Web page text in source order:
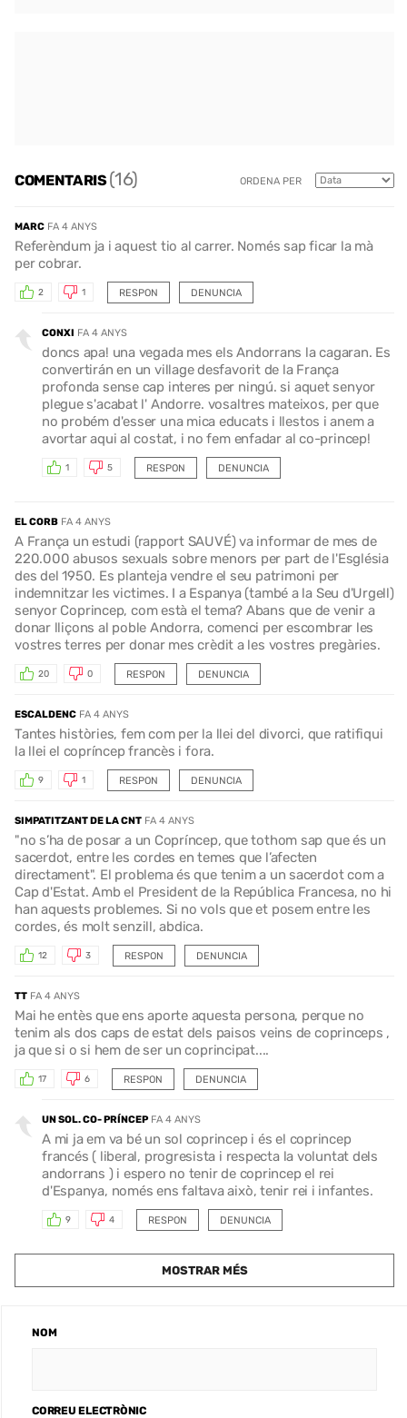
COMENTARIS(16) ORDENA PER
MARC FA 4 ANYS
Referèndum ja i aquest tio al carrer. Només sap ficar la mà
per cobrar.
RESPON
2 1 DENUNCIA
CONXI FA 4 ANYS
doncs apa! una vegada mes els Andorrans la cagaran. Es
convertirán en un village desfavorit de la França
profonda sense cap interes per ningú. si aquet senyor
plegue s'acabat l' Andorre. vosaltres mateixos, per que
no probém d'esser una mica educats i llestos i anem a
avortar aqui al costat, i no fem enfadar al co-princep!
RESPON
1 5 DENUNCIA
EL CORB FA 4 ANYS
A França un estudi (rapport SAUVÉ) va informar de mes de
220.000 abusos sexuals sobre menors per part de l'Església
des del 1950. Es planteja vendre el seu patrimoni per
indemnitzar les victimes. I a Espanya (també a la Seu d'Urgell)
senyor Coprincep, com està el tema? Abans que de venir a
donar lliçons al poble Andorra, comenci per escombrar les
vostres terres per donar mes crèdit a les vostres pregàries.
RESPON
20 0 DENUNCIA
ESCALDENC FA 4 ANYS
Tantes històries, fem com per la llei del divorci, que ratifiqui
la llei el copríncep francès i fora.
RESPON
9 1 DENUNCIA
SIMPATITZANT DE LA CNT FA 4 ANYS
"no s’ha de posar a un Copríncep, que tothom sap que és un
sacerdot, entre les cordes en temes que l’afecten
directament". El problema és que tenim a un sacerdot com a
Cap d'Estat. Amb el President de la República Francesa, no hi
han aquests problemes. Si no vols que et posem entre les
cordes, és molt senzill, abdica.
RESPON
12 3 DENUNCIA
TT FA 4 ANYS
Mai he entès que ens aporte aquesta persona, perque no
tenim als dos caps de estat dels paisos veins de coprinceps ,
ja que si o si hem de ser un coprincipat....
RESPON
17 6 DENUNCIA
UN SOL. CO- PRÍNCEP FA 4 ANYS
A mi ja em va bé un sol coprincep i és el coprincep
francés ( liberal, progresista i respecta la voluntat dels
andorrans ) i espero no tenir de coprincep el rei
d'Espanya, només ens faltava això, tenir rei i infantes.
RESPON
9 4 DENUNCIA
MOSTRAR MÉS
NOM
CORREU ELECTRÒNIC